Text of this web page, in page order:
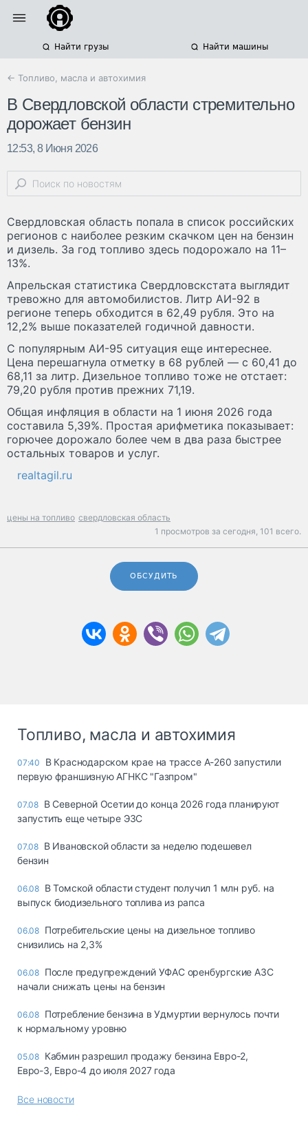
Найти грузы Найти машины
← Топливо, масла и автохимия
В Свердловской области стремительно
дорожает бензин
12:53, 8 Июня 2026
Свердловская область попала в список российских
регионов с наиболее резким скачком цен на бензин
и дизель. За год топливо здесь подорожало на 11–
13%.
Апрельская статистика Свердловскстата выглядит
тревожно для автомобилистов. Литр АИ-92 в
регионе теперь обходится в 62,49 рубля. Это на
12,2% выше показателей годичной давности.
С популярным АИ-95 ситуация еще интереснее.
Цена перешагнула отметку в 68 рублей — с 60,41 до
68,11 за литр. Дизельное топливо тоже не отстает:
79,20 рубля против прежних 71,19.
Общая инфляция в области на 1 июня 2026 года
составила 5,39%. Простая арифметика показывает:
горючее дорожало более чем в два раза быстрее
остальных товаров и услуг.
realtagil.ru
цены на топливо свердловская область
1 просмотров за сегодня, 101 всего.
ОБСУДИТЬ
Топливо, масла и автохимия
07:40
В Краснодарском крае на трассе А-260 запустили
первую франшизную АГНКС "Газпром"
07.08 В Северной Осетии до конца 2026 года планируют
запустить еще четыре ЭЗС
07.08 В Ивановской области за неделю подешевел
бензин
06.08 В Томской области студент получил 1 млн руб. на
выпуск биодизельного топлива из рапса
06.08 Потребительские цены на дизельное топливо
снизились на 2,3%
06.08 После предупреждений УФАС оренбургские АЗС
начали снижать цены на бензин
06.08 Потребление бензина в Удмуртии вернулось почти
к нормальному уровню
05.08 Кабмин разрешил продажу бензина Евро-2,
Евро-3, Евро-4 до июля 2027 года
Все новости